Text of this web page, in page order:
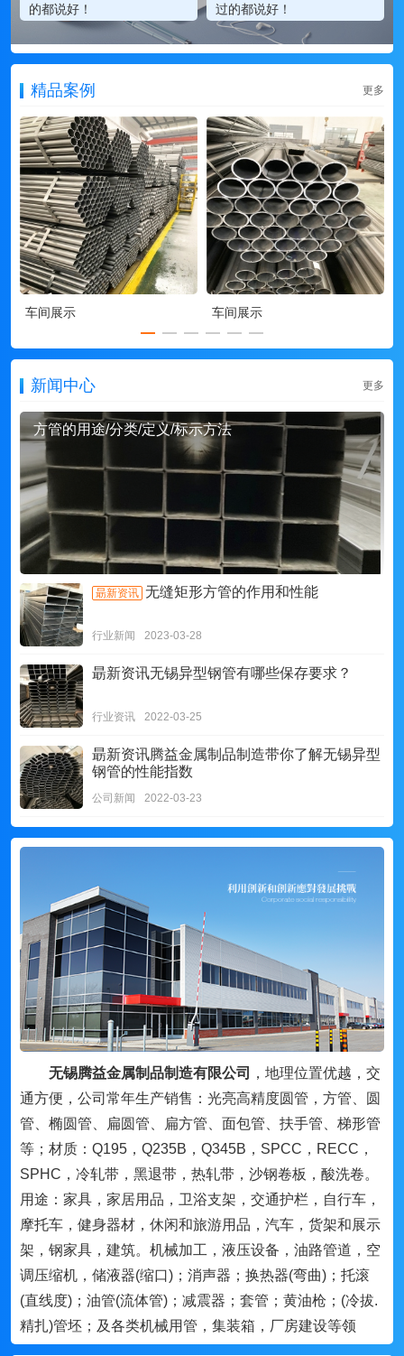
的都说好！
过的都说好！
精品案例 更多
车间展示 车间展示
新闻中心 更多
方管的用途/分类/定义/标示方法
朂新资讯 无缝矩形方管的作用和性能
行业新闻 2023-03-28
朂新资讯无锡异型钢管有哪些保存要求？
行业资讯 2022-03-25
朂新资讯腾益金属制品制造带你了解无锡异型
钢管的性能指数
公司新闻 2022-03-23
无锡腾益金属制品制造有限公司
，地理位置优越，交
通方便，公司常年生产销售：光亮高精度圆管，方管、圆
管、椭圆管、扁圆管、扁方管、面包管、扶手管、梯形管
等；材质：Q195，Q235B，Q345B，SPCC，RECC，
SPHC，冷轧带，黑退带，热轧带，沙钢卷板，酸洗卷。
用途：家具，家居用品，卫浴支架，交通护栏，自行车，
摩托车，健身器材，休闲和旅游用品，汽车，货架和展示
架，钢家具，建筑。机械加工，液压设备，油路管道，空
调压缩机，储液器(缩口)；消声器；换热器(弯曲)；托滚
(直线度)；油管(流体管)；减震器；套管；黄油枪；(冷拔.
精扎)管坯；及各类机械用管，集装箱，厂房建设等领
域。